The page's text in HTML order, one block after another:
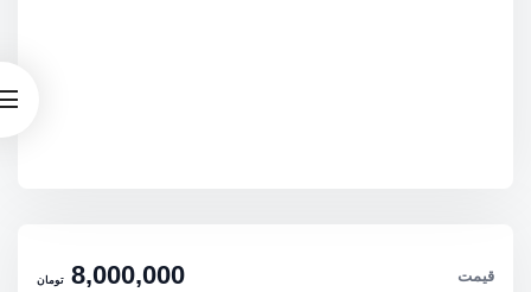
قیمت 8,000,000 تومان